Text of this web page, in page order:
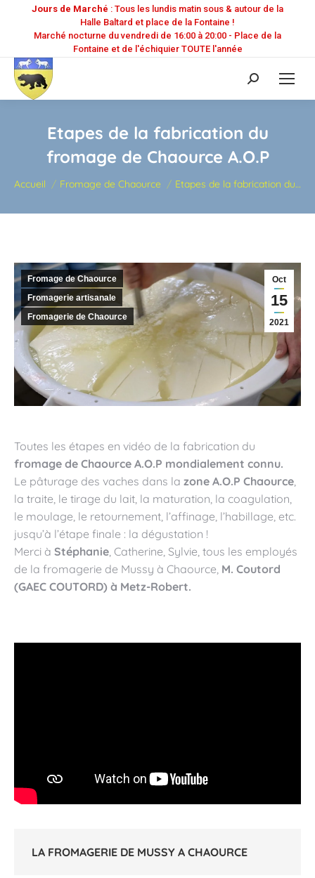
Jours de Marché : Tous les lundis matin sous & autour de la
Halle Baltard et place de la Fontaine !
Marché nocturne du vendredi de 16:00 à 20:00 - Place de la
Fontaine et de l'échiquier TOUTE l'année
Recherche
:
Etapes de la fabrication du
fromage de Chaource A.O.P
Vous êtes ici :
Accueil Fromage de Chaource Etapes de la fabrication du…
Oct
15
2021
Fromage de Chaource
Fromagerie artisanale
Fromagerie de Chaource
Toutes les étapes en vidéo de la fabrication du
fromage de Chaource A.O.P mondialement connu.
Le pâturage des vaches dans la zone A.O.P Chaource,
la traite, le tirage du lait, la maturation, la coagulation,
le moulage, le retournement, l’affinage, l’habillage, etc.
jusqu’à l’étape finale : la dégustation !
Merci à Stéphanie, Catherine, Sylvie, tous les employés
de la fromagerie de Mussy à Chaource, M. Coutord
(GAEC COUTORD) à Metz-Robert.
LA FROMAGERIE DE MUSSY A CHAOURCE